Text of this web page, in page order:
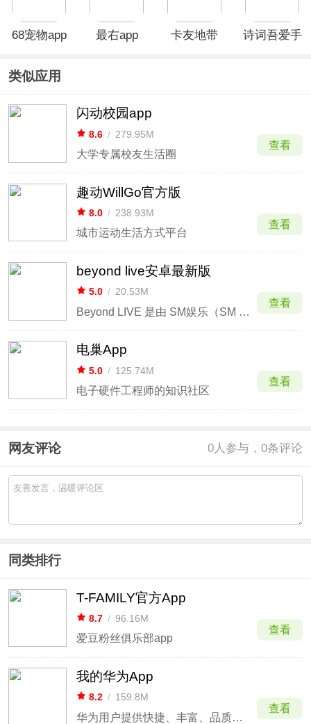
68宠物app 最右app
卡友地带
诗词吾爱手
类似应用
闪动校园app
8.6 / 279.95M
大学专属校友生活圈
查看
趣动WillGo官方版
8.0 / 238.93M
城市运动生活方式平台
查看
beyond live安卓最新版
5.0 / 20.53M
Beyond LIVE 是由 SM娱乐（SM Entertainment）推出的一种线上演唱会平台和互动直播服务。SM娱乐是韩国的一家娱乐公司，代表着许多流行音乐艺人和偶像团体。
查看
电巢App
5.0 / 125.74M
电子硬件工程师的知识社区
查看
网友评论 0人参与，0条评论
同类排行
T-FAMILY官方App
8.7 / 96.16M
爱豆粉丝俱乐部app
查看
我的华为App
8.2 / 159.8M
华为用户提供快捷、丰富、品质的一站式服务
查看